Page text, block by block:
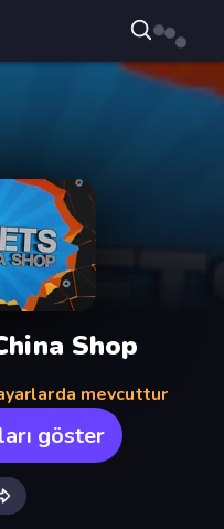
Shop
mevcuttur
göster